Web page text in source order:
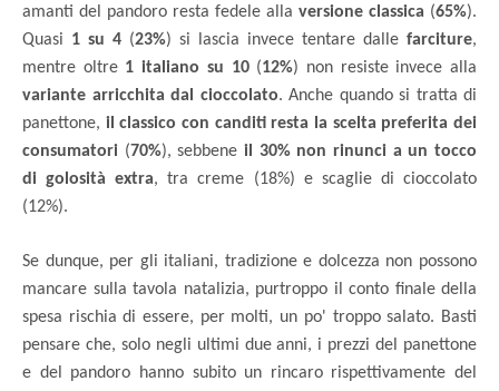
amanti del pandoro resta fedele alla versione classica (65%).
Quasi 1 su 4 (23%) si lascia invece tentare dalle farciture,
mentre oltre 1 italiano su 10 (12%) non resiste invece alla
variante arricchita dal cioccolato. Anche quando si tratta di
panettone, il classico con canditi resta la scelta preferita dei
consumatori (70%), sebbeneil 30% non rinunci a un tocco
di golosità extra, tra creme (18%) e scaglie di cioccolato
(12%).
Se dunque, per gli italiani, tradizione e dolcezza non possono
mancare sulla tavola natalizia, purtroppo il conto finale della
spesa rischia di essere, per molti, un po' troppo salato. Basti
pensare che, solo negli ultimi due anni, i prezzi del panettone
e del pandoro hanno subito un rincaro rispettivamente del